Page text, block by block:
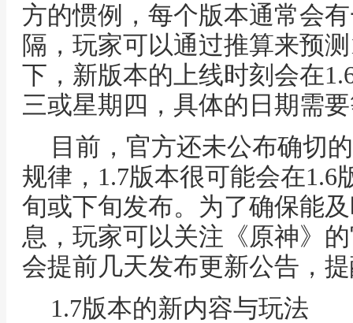
方的惯例，每个版本通常会
隔，玩家可以通过推算来预
下，新版本的上线时刻会在
三或星期四，具体的日期需
目前，官方还未公布确切
规律，1.7版本很可能会在1.6
旬或下旬发布。为了确保能
息，玩家可以关注《原神》
会提前几天发布更新公告，
1.7版本的新内容与玩法